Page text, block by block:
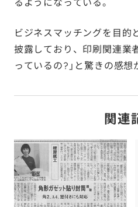
ビジネスマッチングを目的
披露しており、印刷関連業
っているの?」と驚きの感想
関連